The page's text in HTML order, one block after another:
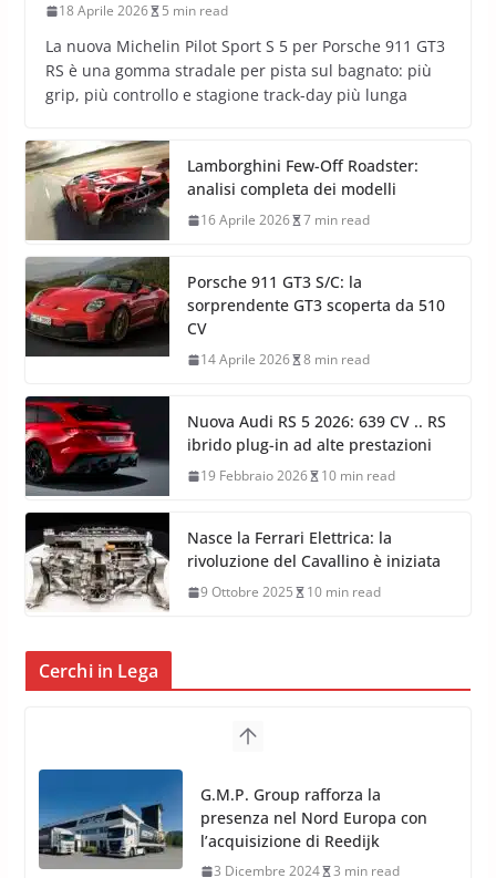
18 Aprile 2026 5 min read
La nuova Michelin Pilot Sport S 5 per Porsche 911 GT3
RS è una gomma stradale per pista sul bagnato: più
grip, più controllo e stagione track-day più lunga
Lamborghini Few-Off Roadster:
analisi completa dei modelli
16 Aprile 2026 7 min read
Porsche 911 GT3 S/C: la
sorprendente GT3 scoperta da 510
CV
14 Aprile 2026 8 min read
Nuova Audi RS 5 2026: 639 CV .. RS
ibrido plug-in ad alte prestazioni
19 Febbraio 2026 10 min read
Nasce la Ferrari Elettrica: la
rivoluzione del Cavallino è iniziata
9 Ottobre 2025 10 min read
Cerchi in Lega
TPMS Alcar Sensor – Sistemi di
Monitoraggio Pressione
Pneumatici
4 Aprile 2022 3 min read